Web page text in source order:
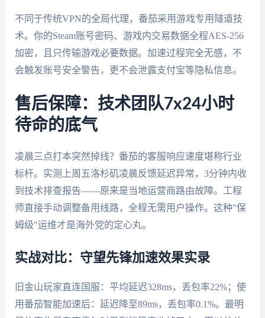
不同于传统VPN的全局代理，番茄采用游戏专用隧道技
术。你的Steam账号密码、游戏内交易数据全程AES-256
加密，且只传输游戏必要数据。加速过程完全无感，不
会触发账号安全警告，更不会泄露支付宝等隐私信息。
售后保障：技术团队7x24小时
待命的底气
凌晨三点打本突然掉线？番茄的客服响应速度堪称行业
标杆。实测上周五洛杉矶凌晨反馈延迟异常，3分钟内收
到技术排查报告——原来是当地运营商路由故障。工程
师直接手动调整备用线路，全程无需用户操作。这种"保
姆级"运维才是海外党的定心丸。
实战对比：守望先锋加速效果实录
旧金山玩家直连国服：平均延迟328ms，丢包率22%；使
用番茄智能加速后：延迟降至89ms，丢包率0.1%。最明